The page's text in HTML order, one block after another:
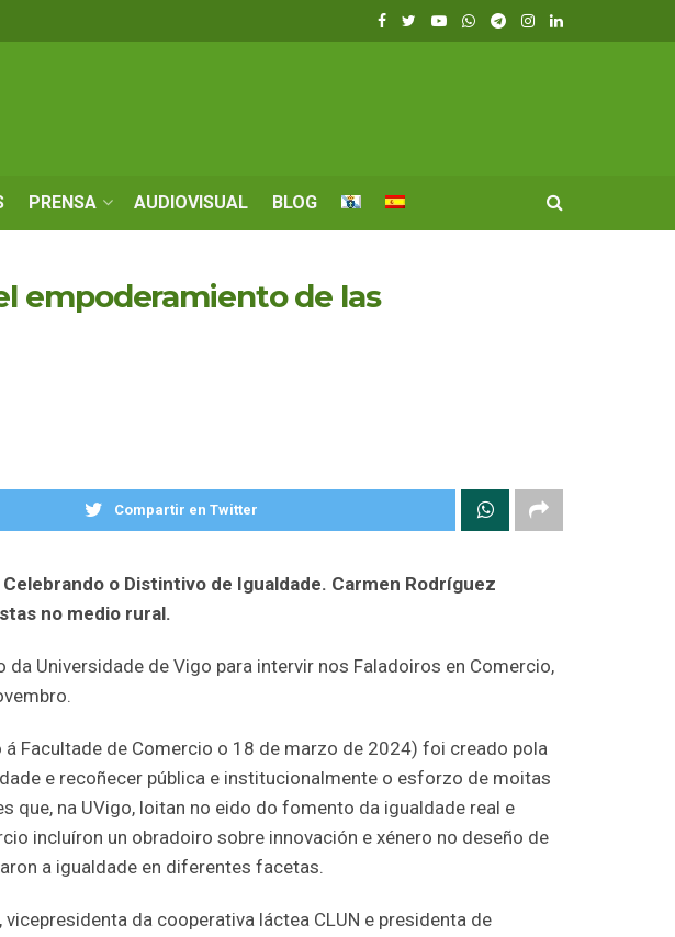
PRENSA AUDIOVISUAL BLOG
empoderamiento de las
Compartir en Twitter
o Distintivo de Igualdade. Carmen Rodríguez
no medio rural.
Universidade de Vigo para intervir nos Faladoiros en Comercio,
Facultade de Comercio o 18 de marzo de 2024) foi creado pola
e recoñecer pública e institucionalmente o esforzo de moitas
que, na UVigo, loitan no eido do fomento da igualdade real e
incluíron un obradoiro sobre innovación e xénero no deseño de
a igualdade en diferentes facetas.
vicepresidenta da cooperativa láctea CLUN e presidenta de